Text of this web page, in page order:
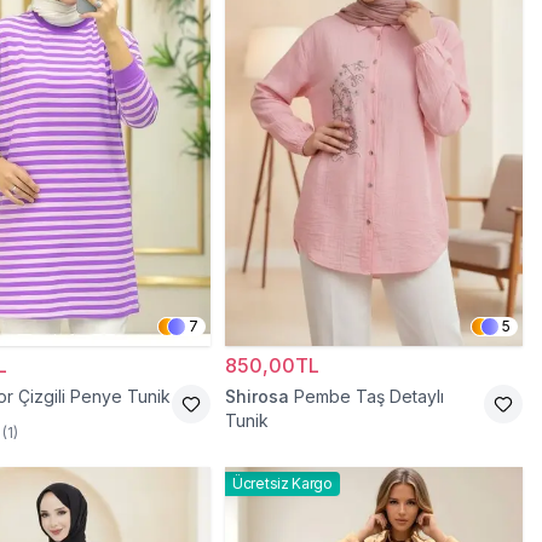
7
Çizgili Penye Tunik
(1)
5
850,00TL
Shirosa Pembe Taş Detaylı
Tunik
Ücretsiz Kargo